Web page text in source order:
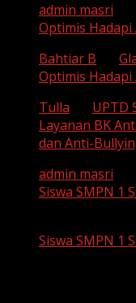
admin masri
Optimis Hadapi
Bahtiar B
Optimis Hadapi
Tulla
UPTD
Layanan BK
dan Anti-
admin masri
Siswa SMPN 1
Siswa SMPN 1